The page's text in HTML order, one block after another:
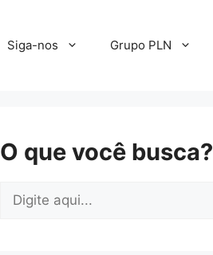
Siga-nos Grupo PLN
O que você busca?
Pesquisar